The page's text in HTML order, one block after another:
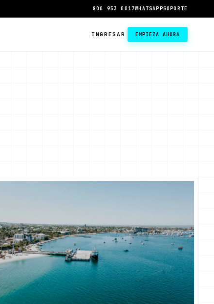
800 953 0017WHATSAPPSOPORTE
INGRESAR EMPIEZA AHORA